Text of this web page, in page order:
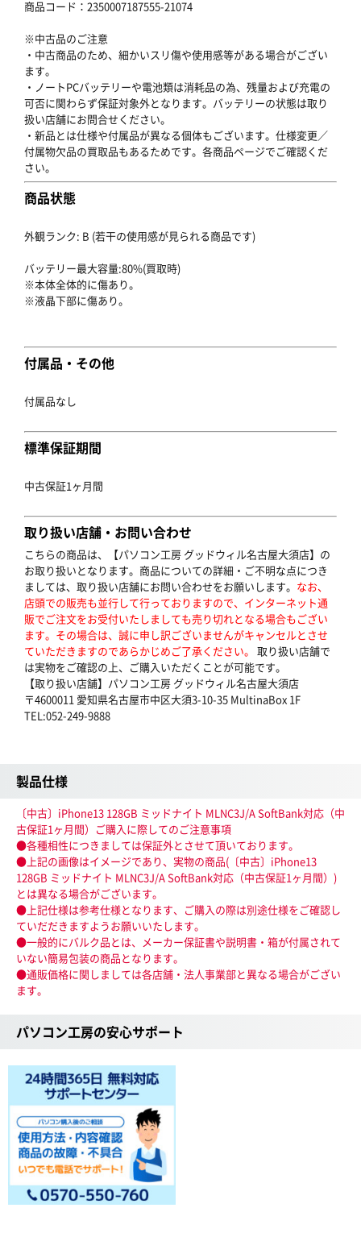
商品コード：2350007187555-21074
※中古品のご注意
・中古商品のため、細かいスリ傷や使用感等がある場合がござい
ます。
・ノートPCバッテリーや電池類は消耗品の為、残量および充電の
可否に関わらず保証対象外となります。バッテリーの状態は取り
扱い店舗にお問合せください。
・新品とは仕様や付属品が異なる個体もございます。仕様変更／
付属物欠品の買取品もあるためです。各商品ページでご確認くだ
さい。
商品状態
外観ランク: B (若干の使用感が見られる商品です)
バッテリー最大容量:80%(買取時)
※本体全体的に傷あり。
※液晶下部に傷あり。
付属品・その他
付属品なし
標準保証期間
中古保証1ヶ月間
取り扱い店舗・お問い合わせ
こちらの商品は、【パソコン工房 グッドウィル名古屋大須店】の
お取り扱いとなります。商品についての詳細・ご不明な点につき
ましては、取り扱い店舗にお問い合わせをお願いします。 なお、
店頭での販売も並行して行っておりますので、インターネット通
販でご注文をお受付いたしましても売り切れとなる場合もござい
ます。その場合は、誠に申し訳ございませんがキャンセルとさせ
ていただきますのであらかじめご了承ください。 取り扱い店舗で
は実物をご確認の上、ご購入いただくことが可能です。
【取り扱い店舗】パソコン工房 グッドウィル名古屋大須店
〒4600011 愛知県名古屋市中区大須3-10-35 MultinaBox 1F
TEL:052-249-9888
製品仕様
〔中古〕iPhone13 128GB ミッドナイト MLNC3J/A SoftBank対応（中
古保証1ヶ月間）ご購入に際してのご注意事項
●各種相性につきましては保証外とさせて頂いております。
●上記の画像はイメージであり、実物の商品(〔中古〕iPhone13
128GB ミッドナイト MLNC3J/A SoftBank対応（中古保証1ヶ月間）)
とは異なる場合がございます。
●上記仕様は参考仕様となります、ご購入の際は別途仕様をご確認し
ていだだきますようお願いいたします。
●一般的にバルク品とは、メーカー保証書や説明書・箱が付属されて
いない簡易包装の商品となります。
●通販価格に関しましては各店舗・法人事業部と異なる場合がござい
ます。
パソコン工房の安心サポート